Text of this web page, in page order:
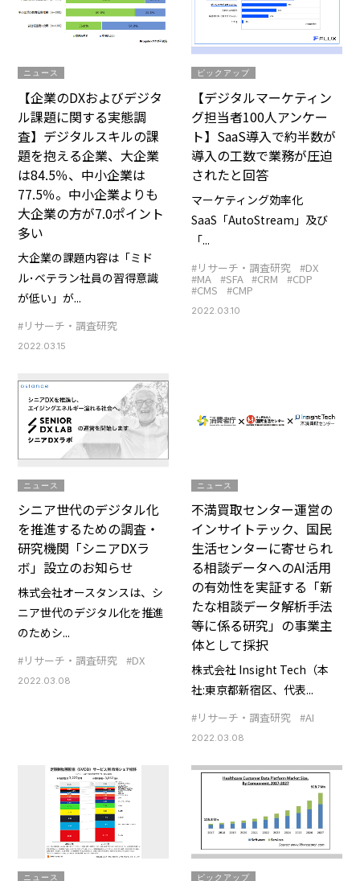
ニュース
【企業のDXおよびデジタ
ル課題に関する実態調
査】デジタルスキルの課
題を抱える企業、大企業
は84.5％、中小企業は
77.5％。中小企業よりも
大企業の方が7.0ポイント
多い
大企業の課題内容は「ミド
ル･ベテラン社員の習得意識
が低い」が...
#リサーチ・調査研究
2022.03.15
ピックアップ
【デジタルマーケティン
グ担当者100人アンケー
ト】SaaS導入で約半数が
導入の工数で業務が圧迫
されたと回答
マーケティング効率化
SaaS「AutoStream」及び
「...
#リサーチ・調査研究 #DX
#MA #SFA #CRM #CDP
#CMS #CMP
2022.03.10
ニュース
シニア世代のデジタル化
を推進するための調査・
研究機関「シニアDXラ
ボ」設立のお知らせ
株式会社オースタンスは、シ
ニア世代のデジタル化を推進
のためシ...
#リサーチ・調査研究 #DX
2022.03.08
ニュース
不満買取センター運営の
インサイトテック、国民
生活センターに寄せられ
る相談データへのAI活用
の有効性を実証する「新
たな相談データ解析手法
等に係る研究」の事業主
体として採択
株式会社 Insight Tech（本
社:東京都新宿区、代表...
#リサーチ・調査研究 #AI
2022.03.08
ニュース ピックアップ